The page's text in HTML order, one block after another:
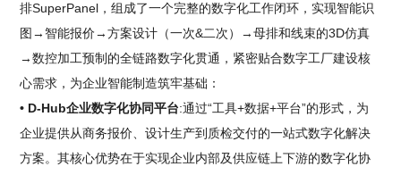
排SuperPanel，组成了一个完整的数字化工作闭环，实现智能识
图→智能报价→方案设计（一次&二次）→母排和线束的3D仿真
→数控加工预制的全链路数字化贯通，紧密贴合数字工厂建设核
心需求，为企业智能制造筑牢基础：
• D-Hub企业数字化协同平台:通过“工具+数据+平台”的形式，为
企业提供从商务报价、设计生产到质检交付的一站式数字化解决
方案。其核心优势在于实现企业内部及供应链上下游的数字化协